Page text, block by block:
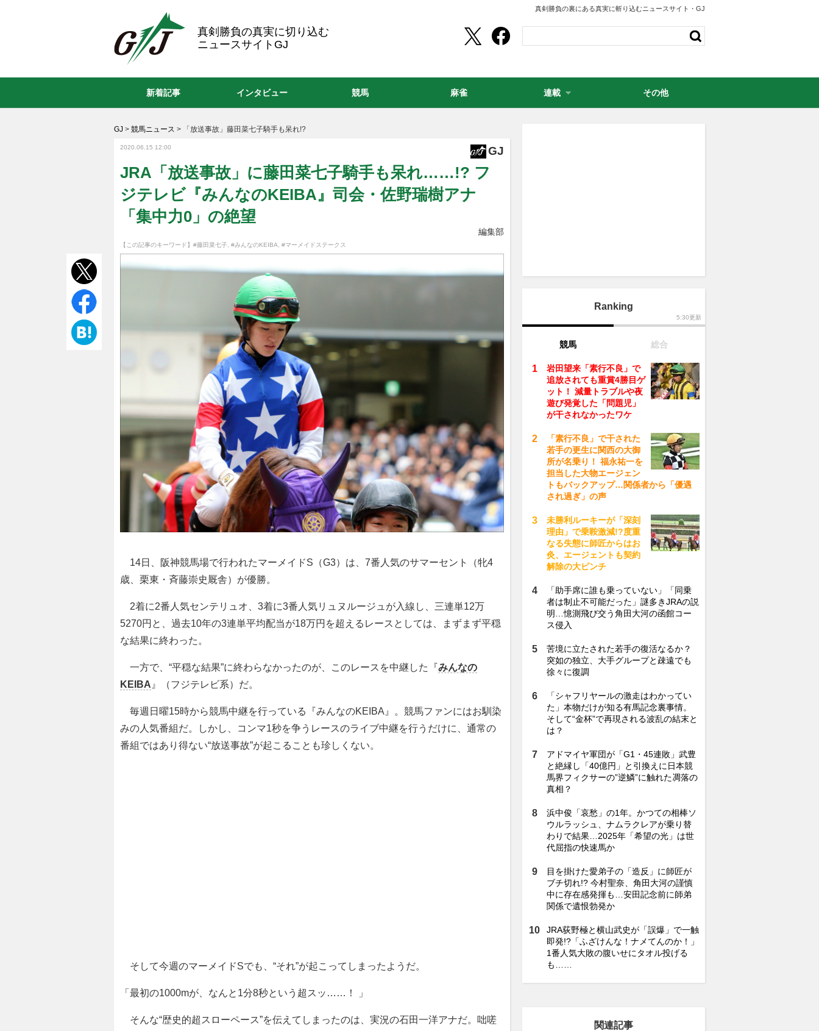
真剣勝負の裏にある真実に斬り込むニュースサイト・GJ
真剣勝負の真実に切り込む
ニュースサイトGJ
GJ > 競馬ニュース > 「放送事故」藤田菜七子騎手も呆れ!?
2020.06.15 12:00 GJ
JRA「放送事故」に藤田菜七子騎手も呆れ……!? フ
ジテレビ『みんなのKEIBA』司会・佐野瑞樹アナ
「集中力0」の絶望
編集部
【この記事のキーワード】 #藤田菜七子 #みんなのKEIBA #マーメイドステークス
14日、阪神競馬場で行われたマーメイドS（G3）は、7番人気のサマーセント（牝4
歳、栗東・斉藤崇史厩舎）が優勝。
2着に2番人気センテリュオ、3着に3番人気リュヌルージュが入線し、三連単12万
5270円と、過去10年の3連単平均配当が18万円を超えるレースとしては、まずまず平穏
な結果に終わった。
一方で、“平穏な結果”に終わらなかったのが、このレースを中継した『みんなの
KEIBA 』（フジテレビ系）だ。
毎週日曜15時から競馬中継を行っている『みんなのKEIBA』。競馬ファンにはお馴染
みの人気番組だ。しかし、コンマ1秒を争うレースのライブ中継を行うだけに、通常の
番組ではあり得ない“放送事故”が起こることも珍しくない。
そして今週のマーメイドSでも、“それ”が起こってしまったようだ。
「最初の1000mが、なんと1分8秒という超スッ……！ 」
そんな“歴史的超スローペース”を伝えてしまったのは、実況の石田一洋アナだ。咄嗟
Ranking
5:30更新
競馬 総合
岩田望来「素行不良」で
追放されても重賞4勝目ゲ
ット！ 減量トラブルや夜
遊び発覚した「問題児」
が干されなかったワケ
「素行不良」で干された
若手の更生に関西の大御
所が名乗り！ 福永祐一を
担当した大物エージェン
トもバックアップ…関係者から「優遇
され過ぎ」の声
未勝利ルーキーが「深刻
理由」で乗鞍激減!?度重
なる失態に師匠からはお
灸、エージェントも契約
解除の大ピンチ
「助手席に誰も乗っていない」「同乗
者は制止不可能だった」謎多きJRAの説
明…憶測飛び交う角田大河の函館コー
ス侵入
苦境に立たされた若手の復活なるか？
突如の独立、大手グループと疎遠でも
徐々に復調
「シャフリヤールの激走はわかってい
た」本物だけが知る有馬記念裏事情。
そして“金杯”で再現される波乱の結末と
は？
アドマイヤ軍団が「G1・45連敗」武豊
と絶縁し「40億円」と引換えに日本競
馬界フィクサーの”逆鱗”に触れた凋落の
真相？
浜中俊「哀愁」の1年。かつての相棒ソ
ウルラッシュ、ナムラクレアが乗り替
わりで結果…2025年「希望の光」は世
代屈指の快速馬か
目を掛けた愛弟子の「造反」に師匠が
ブチ切れ!? 今村聖奈、角田大河の謹慎
中に存在感発揮も…安田記念前に師弟
関係で遺恨勃発か
JRA荻野極と横山武史が「誤爆」で一触
即発!?「ふざけんな！ナメてんのか！」
1番人気大敗の腹いせにタオル投げる
も……
関連記事
新着記事 インタビュー 競馬 麻雀 連載 その他